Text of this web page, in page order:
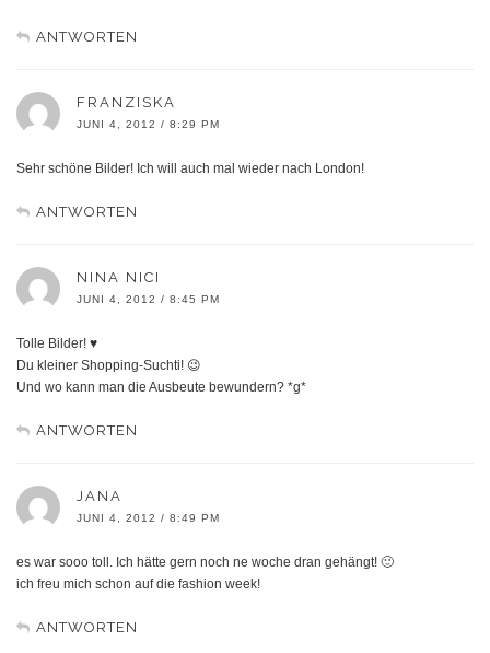
ANTWORTEN
FRANZISKA
JUNI 4, 2012 / 8:29 PM
Sehr schöne Bilder! Ich will auch mal wieder nach London!
ANTWORTEN
NINA NICI
JUNI 4, 2012 / 8:45 PM
Tolle Bilder! ♥
Du kleiner Shopping-Suchti! 😉
Und wo kann man die Ausbeute bewundern? *g*
ANTWORTEN
JANA
JUNI 4, 2012 / 8:49 PM
es war sooo toll. Ich hätte gern noch ne woche dran gehängt! 🙂
ich freu mich schon auf die fashion week!
ANTWORTEN